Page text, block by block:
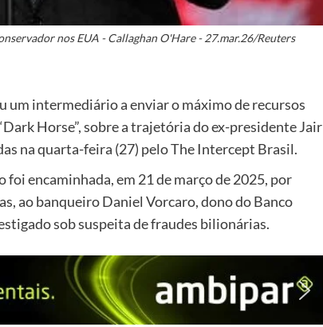
nos EUA - Callaghan O'Hare - 27.mar.26/Reuters
um intermediário a enviar o máximo de recursos
Horse”, sobre a trajetória do ex-presidente Jair
na quarta-feira (27) pelo The Intercept Brasil.
encaminhada, em 21 de março de 2025, por
ao banqueiro Daniel Vorcaro, dono do Banco
sob suspeita de fraudes bilionárias.